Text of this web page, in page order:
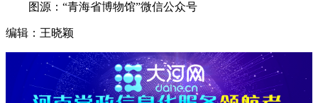
图源：“青海省博物馆”微信公众号
编辑：王晓颖